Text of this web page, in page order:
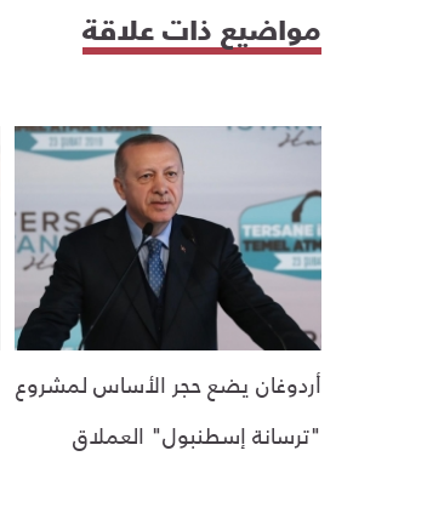
مواضيع ذات علاقة
أردوغان يضع حجر الأساس لمشروع
"ترسانة إسطنبول" العملاق